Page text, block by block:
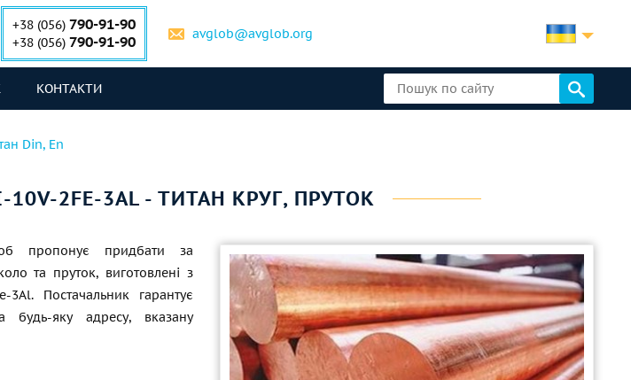
+38 (056) 790-91-90
+38 (056) 790-91-90 avglob@avglob.org
КОНТАКТИ
Din, En
10V-2FE-3AL - ТИТАН КРУГ, ПРУТОК
пропонує придбати за
та пруток, виготовлені з
3Al. Постачальник гарантує
будь-яку адресу, вказану